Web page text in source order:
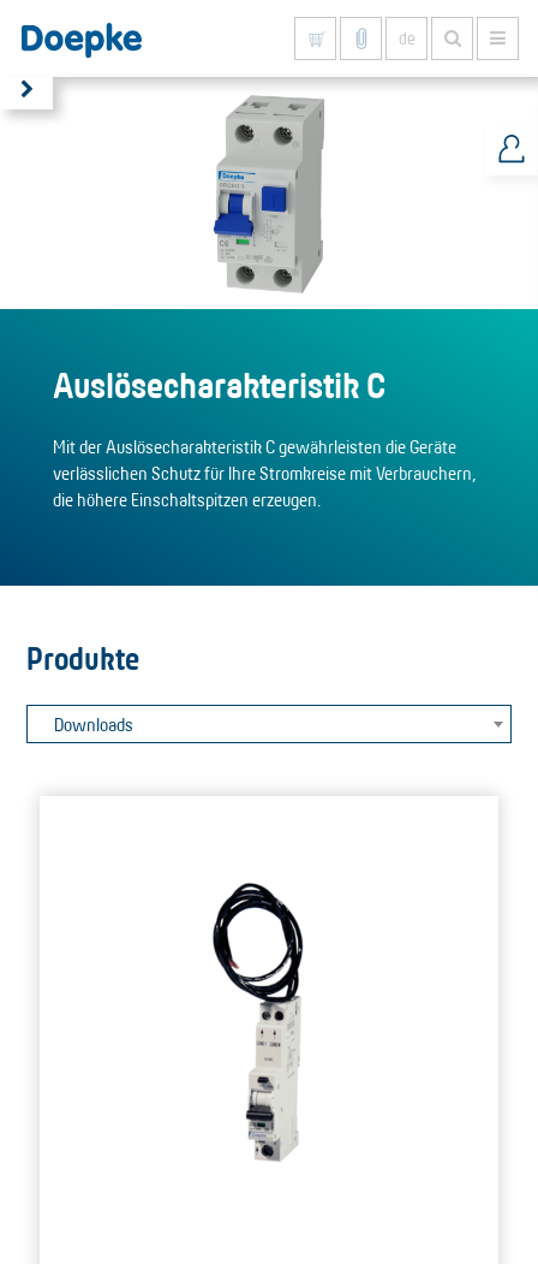
de
Auslösecharakteristik C
Mit der Auslösecharakteristik C gewährleisten die Geräte
verlässlichen Schutz für Ihre Stromkreise mit Verbrauchern,
die höhere Einschaltspitzen erzeugen.
Produkte
Downloads